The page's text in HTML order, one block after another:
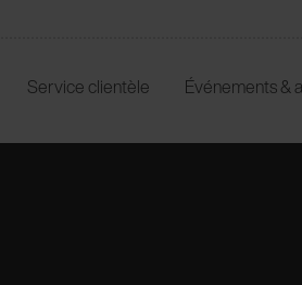
Service clientèle Événements &